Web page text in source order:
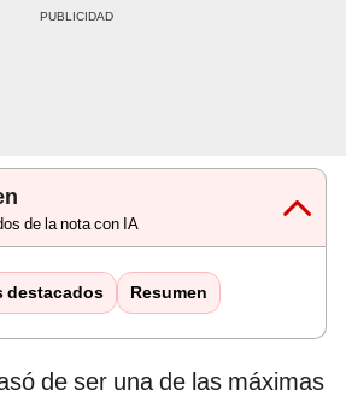
de la nota con IA
destacados Resumen
de ser una de las máximas